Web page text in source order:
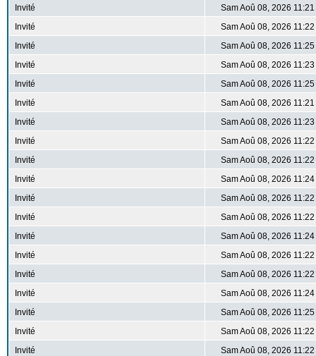
Invité
Sam Aoû 08, 2026
Invité
Sam Aoû 08, 2026
Invité
Sam Aoû 08, 2026
Invité
Sam Aoû 08, 2026
Invité
Sam Aoû 08, 2026
Invité
Sam Aoû 08, 2026
Invité
Sam Aoû 08, 2026
Invité
Sam Aoû 08, 2026
Invité
Sam Aoû 08, 2026
Invité
Sam Aoû 08, 2026
Invité
Sam Aoû 08, 2026
Invité
Sam Aoû 08, 2026
Invité
Sam Aoû 08, 2026
Invité
Sam Aoû 08, 2026
Invité
Sam Aoû 08, 2026
Invité
Sam Aoû 08, 2026
Invité
Sam Aoû 08, 2026
Invité
Sam Aoû 08, 2026
Invité
Sam Aoû 08, 2026